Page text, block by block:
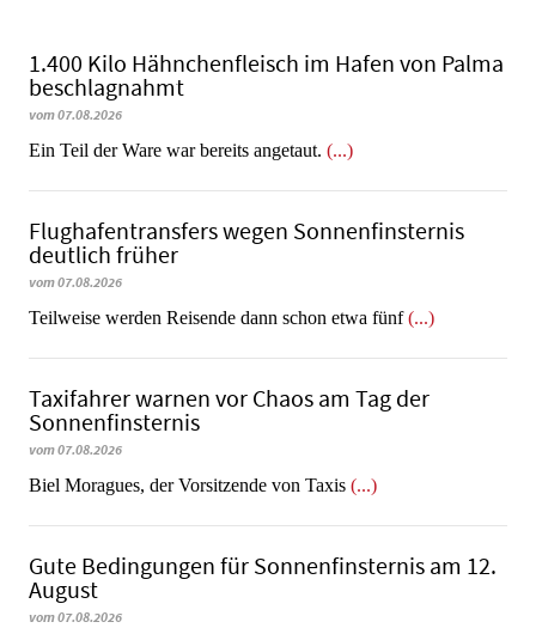
1.400 Kilo Hähnchenfleisch im Hafen von Palma
beschlagnahmt
vom 07.08.2026
​​​​​​​Ein Teil der Ware war bereits angetaut. (...)
Flughafentransfers wegen Sonnenfinsternis
deutlich früher
vom 07.08.2026
Teilweise werden Reisende dann schon etwa fünf(...)
Taxifahrer warnen vor Chaos am Tag der
Sonnenfinsternis
vom 07.08.2026
​​​​​​​Biel Moragues, der Vorsitzende von Taxis (...)
Gute Bedingungen für Sonnenfinsternis am 12.
August
vom 07.08.2026